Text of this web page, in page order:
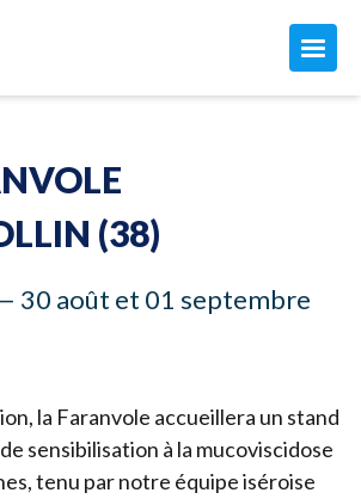
Lemarchal
votre adhésion par CB
(38)
30 août et 01 septembre
la Faranvole accueillera un stand
sensibilisation à la mucoviscidose
tenu par notre équipe iséroise